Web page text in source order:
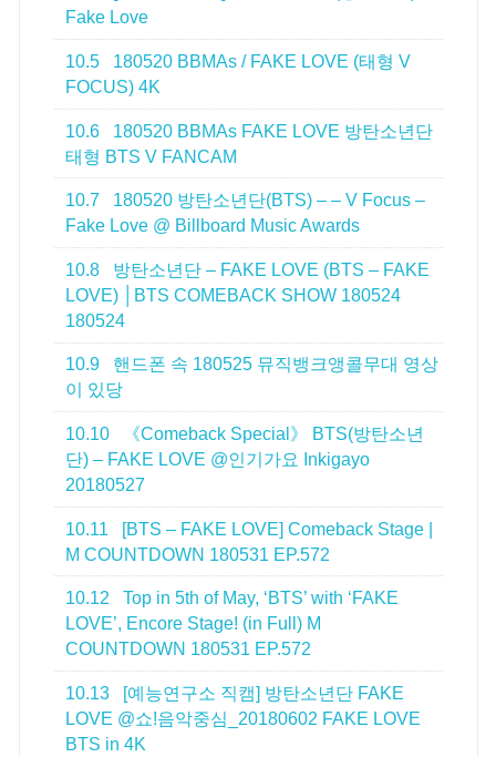
Fake Love
10.5
180520 BBMAs / FAKE LOVE (태형 V
FOCUS) 4K
10.6
180520 BBMAs FAKE LOVE 방탄소년단
태형 BTS V FANCAM
10.7
180520 방탄소년단(BTS) – – V Focus –
Fake Love @ Billboard Music Awards
10.8
방탄소년단 – FAKE LOVE (BTS – FAKE
LOVE) │BTS COMEBACK SHOW 180524
180524
10.9
핸드폰 속 180525 뮤직뱅크앵콜무대 영상
이 있당
10.10
《Comeback Special》 BTS(방탄소년
단) – FAKE LOVE @인기가요 Inkigayo
20180527
10.11
[BTS – FAKE LOVE] Comeback Stage |
M COUNTDOWN 180531 EP.572
10.12
Top in 5th of May, ‘BTS’ with ‘FAKE
LOVE’, Encore Stage! (in Full) M
COUNTDOWN 180531 EP.572
10.13
[예능연구소 직캠] 방탄소년단 FAKE
LOVE @쇼!음악중심_20180602 FAKE LOVE
BTS in 4K